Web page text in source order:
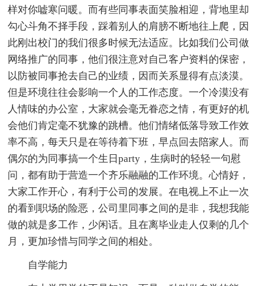
样对你嘘寒问暖。而有些同事表面笑脸相迎，背地里却
勾心斗角不择手段，踩着别人的肩膀不断地往上爬，因
此刚出校门的我们很多时候无法适应。比如我们公司做
网络推广的同事，他们很注意对自己客户资料的保密，
以防被同事抢去自己的业绩，因而关系显得有点淡漠。
但是环境往往会影响一个人的工作态度。一个冷漠没有
人情味的办公室，大家就会毫无眷恋之情，有更好的机
会他们肯定毫不犹豫的跳槽。他们情绪低落导致工作效
率不高，每天只是在等待着下班，早点回去陪家人。而
偶尔的为同事搞一个生日party，生病时的轻轻一句慰
问，都有助于营造一个齐乐融融的工作环境。心情好，
大家工作开心，有利于公司的发展。在电视上不止一次
的看到职场的险恶，公司里同事之间的是非，我想我能
做的就是多工作，少闲话。且在离毕业走人仅剩的几个
月，更加珍惜与同学之间的相处。
自学能力